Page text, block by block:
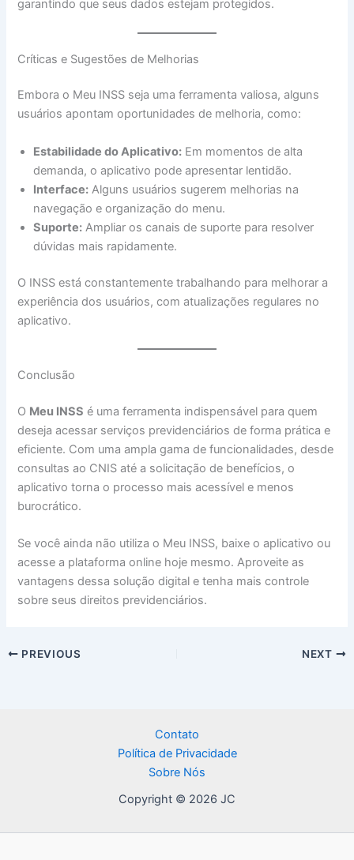
garantindo que seus dados estejam protegidos.
Críticas e Sugestões de Melhorias
Embora o Meu INSS seja uma ferramenta valiosa, alguns
usuários apontam oportunidades de melhoria, como:
Estabilidade do Aplicativo: Em momentos de alta
demanda, o aplicativo pode apresentar lentidão.
Interface: Alguns usuários sugerem melhorias na
navegação e organização do menu.
Suporte: Ampliar os canais de suporte para resolver
dúvidas mais rapidamente.
O INSS está constantemente trabalhando para melhorar a
experiência dos usuários, com atualizações regulares no
aplicativo.
Conclusão
O Meu INSS é uma ferramenta indispensável para quem
deseja acessar serviços previdenciários de forma prática e
eficiente. Com uma ampla gama de funcionalidades, desde
consultas ao CNIS até a solicitação de benefícios, o
aplicativo torna o processo mais acessível e menos
burocrático.
Se você ainda não utiliza o Meu INSS, baixe o aplicativo ou
acesse a plataforma online hoje mesmo. Aproveite as
vantagens dessa solução digital e tenha mais controle
sobre seus direitos previdenciários.
PREVIOUS NEXT
Contato
Política de Privacidade
Sobre Nós
Copyright © 2026 JC